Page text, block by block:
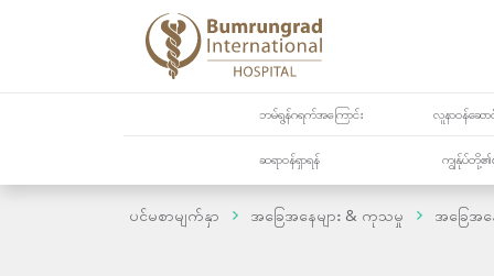
ဘမ်ရွန်ဂရက်အကြောင်း လူနာဝန်ဆော
ဆရာဝန်ရှာရန် ကျွန်ုပ်တို့၏
ပင်မစာမျက်နှာ အခြေအနေများ & ကုသမှု အခြေအန